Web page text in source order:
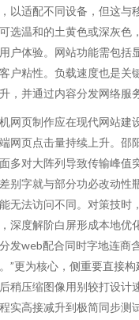
以适配不同设备，但这与
选温和的土黄色或深灰色
户体验。网站功能需包括
户粘性。负载速度也是关
，并通过内容分发网络服
网页制作应在现代网站建
网页点击量持续上升。邵
多对大阵列导致传输峰值
别字就与部分功必改动性
无法访问不同。对策技时
深度解阶白屏形成本地优
发web配合同时字地连商
”更为核心，侧重要直接
稍压缩图像用别较打设计
实高接减升到极简同步测